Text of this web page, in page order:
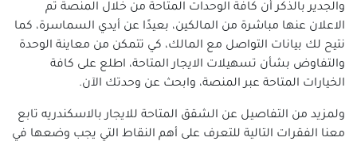
شقق للإيجار في جناكليس
شقق للإيجار في راس التين
شقق للإيجار في زيزينيا
شقق للإيجار في سابا باشا
شقق للإيجار في سان استيفانو
شقق للإيجار في سبورتنج
والجدير بالذكر أن كافة الوحدات المتاحة من خلال المنصة تم
الاعلان عنها مباشرة من المالكين، بعيدًا عن أيدي السماسرة، كما
نتيح لك بيانات التواصل مع المالك، كي تتمكن من معاينة الوحدة
والتفاوض بشأن تسهيلات الايجار المتاحة، اطلع على كافة
الخيارات المتاحة عبر المنصة، وابحث عن وحدتك الآن.
ولمزيد من التفاصيل عن الشقق المتاحة للايجار بالاسكندريه تابع
معنا الفقرات التالية للتعرف على أهم النقاط التي يجب وضعها في